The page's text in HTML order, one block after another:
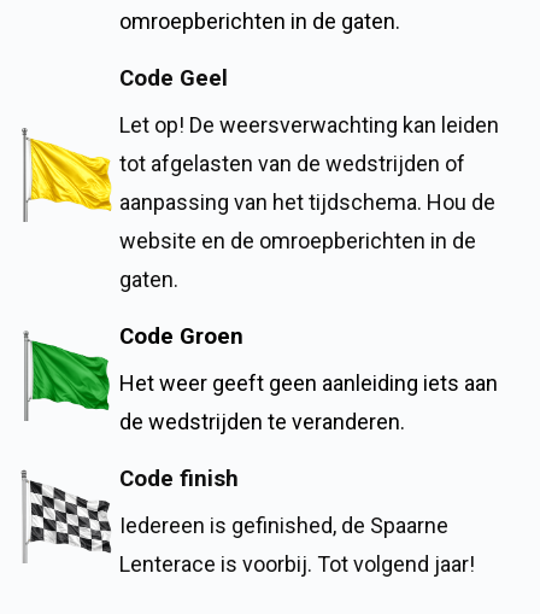
omroepberichten in de gaten.
Code Geel
Let op! De weersverwachting kan leiden
tot afgelasten van de wedstrijden of
aanpassing van het tijdschema. Hou de
website en de omroepberichten in de
gaten.
Code Groen
Het weer geeft geen aanleiding iets aan
de wedstrijden te veranderen.
Code finish
Iedereen is gefinished, de Spaarne
Lenterace is voorbij. Tot volgend jaar!